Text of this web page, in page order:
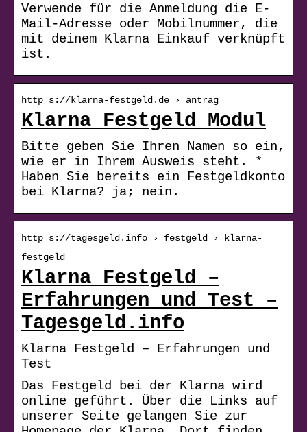
Verwende für die Anmeldung die E-
Mail-Adresse oder Mobilnummer, die
mit deinem Klarna Einkauf verknüpft
ist.
http s://klarna-festgeld.de › antrag
Klarna Festgeld Modul
Bitte geben Sie Ihren Namen so ein,
wie er in Ihrem Ausweis steht. *
Haben Sie bereits ein Festgeldkonto
bei Klarna? ja; nein.
http s://tagesgeld.info › festgeld › klarna-
festgeld
Klarna Festgeld –
Erfahrungen und Test –
Tagesgeld.info
Klarna Festgeld – Erfahrungen und
Test
Das Festgeld bei der Klarna wird
online geführt. Über die Links auf
unserer Seite gelangen Sie zur